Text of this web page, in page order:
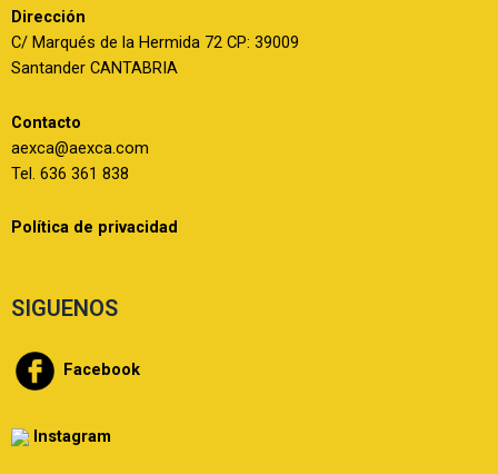
Dirección
C/ Marqués de la Hermida 72 CP: 39009
Santander CANTABRIA
Contacto
aexca@aexca.com
Tel. 636 361 838
Política de privacidad
SIGUENOS
Facebook
Instagram